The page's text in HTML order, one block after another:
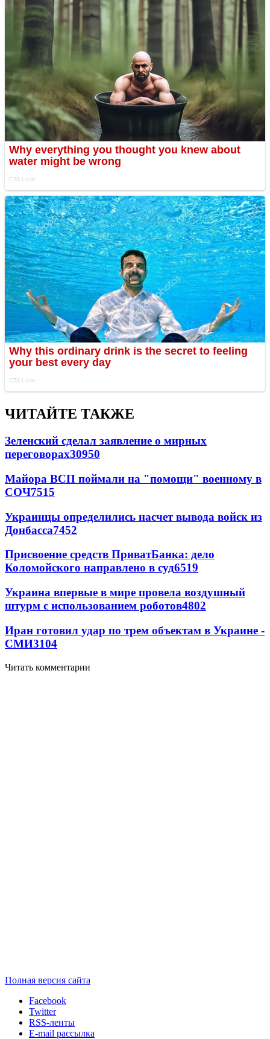
ЧИТАЙТЕ ТАКЖЕ
Зеленский сделал заявление о мирных
переговорах30950
Майора ВСП поймали на "помощи" военному в
СОЧ7515
Украинцы определились насчет вывода войск из
Донбасса7452
Присвоение средств ПриватБанка: дело
Коломойского направлено в суд6519
Украина впервые в мире провела воздушный
штурм с использованием роботов4802
Иран готовил удар по трем объектам в Украине -
СМИ3104
Читать комментарии
Полная версия сайта
Facebook
Twitter
RSS-ленты
E-mail рассылка